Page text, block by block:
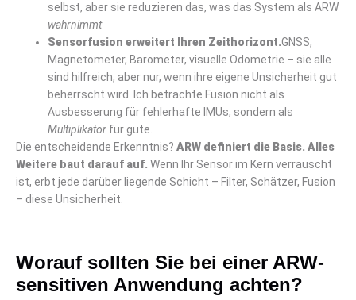
selbst, aber sie reduzieren das, was das System als ARW
wahrnimmt
Sensorfusion erweitert Ihren Zeithorizont.GNSS,
Magnetometer, Barometer, visuelle Odometrie – sie alle
sind hilfreich, aber nur, wenn ihre eigene Unsicherheit gut
beherrscht wird. Ich betrachte Fusion nicht als
Ausbesserung für fehlerhafte IMUs, sondern als
Multiplikator für gute.
Die entscheidende Erkenntnis? ARW definiert die Basis. Alles
Weitere baut darauf auf. Wenn Ihr Sensor im Kern verrauscht
ist, erbt jede darüber liegende Schicht – Filter, Schätzer, Fusion
– diese Unsicherheit.
Worauf sollten Sie bei einer ARW-
sensitiven Anwendung achten?